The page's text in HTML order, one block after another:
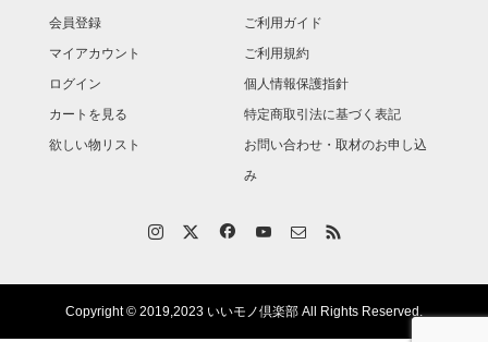
会員登録
マイアカウント
ログイン
カートを見る
欲しい物リスト
ご利用ガイド
ご利用規約
個人情報保護指針
特定商取引法に基づく表記
お問い合わせ・取材のお申し込
み
Copyright © 2019,2023 いいモノ倶楽部 All Rights Reserved.